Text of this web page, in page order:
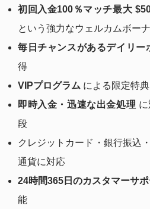
初回入金100％マッチ最大
という強力なウェルカムボー
毎日チャンスがあるデイリー
得
VIPプログラム による限定特
即時入金・迅速な出金処理
段
クレジットカード・銀行振込
通貨に対応
24時間365日のカスタマーサポ
能